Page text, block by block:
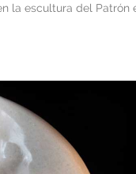
la escultura del Patrón